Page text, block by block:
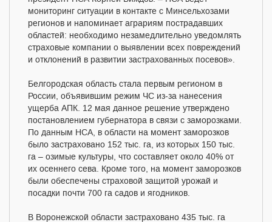
мониторинг ситуации в контакте с Минсельхозами
регионов и напоминает аграриям пострадавших
областей: необходимо незамедлительно уведомлять
страховые компании о выявлении всех повреждений
и отклонений в развитии застрахованных посевов».
Белгородская область стала первым регионом в
России, объявившим режим ЧС из-за нанесения
ущерба АПК. 12 мая данное решение утверждено
постановлением губернатора в связи с заморозками.
По данным НСА, в области на момент заморозков
было застраховано 152 тыс. га, из которых 150 тыс.
га – озимые культуры, что составляет около 40% от
их осеннего сева. Кроме того, на момент заморозков
были обеспечены страховой защитой урожай и
посадки почти 700 га садов и ягодников.
В Воронежской области застраховано 435 тыс. га